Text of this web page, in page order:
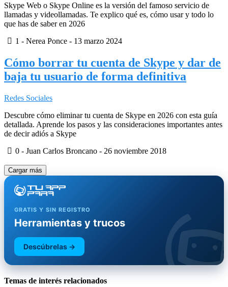
Skype Web o Skype Online es la versión del famoso servicio de
llamadas y videollamadas. Te explico qué es, cómo usar y todo lo
que has de saber en 2026
1 - Nerea Ponce - 13 marzo 2024
Cómo borrar tu cuenta de Skype y dar de
baja tu usuario de forma definitiva
Redes Sociales
Descubre cómo eliminar tu cuenta de Skype en 2026 con esta guía
detallada. Aprende los pasos y las consideraciones importantes antes
de decir adiós a Skype
0 - Juan Carlos Broncano - 26 noviembre 2018
Cargar más
GRATIS Y SIN REGISTRO
Herramientas y trucos
Descúbrelas →
Temas de interés relacionados